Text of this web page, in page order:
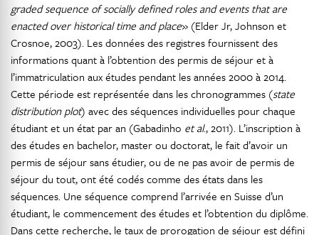
graded sequence of socially defined roles and events that are
enacted over historical time and place» (Elder Jr, Johnson et
Crosnoe, 2003). Les données des registres fournissent des
informations quant à l’obtention des permis de séjour et à
l’immatriculation aux études pendant les années 2000 à 2014.
Cette période est représentée dans les chronogrammes (state
distribution plot) avec des séquences individuelles pour chaque
étudiant et un état par an (Gabadinho et al., 2011). L’inscription à
des études en bachelor, master ou doctorat, le fait d’avoir un
permis de séjour sans étudier, ou de ne pas avoir de permis de
séjour du tout, ont été codés comme des états dans les
séquences. Une séquence comprend l’arrivée en Suisse d’un
étudiant, le commencement des études et l’obtention du diplôme.
Dans cette recherche, le taux de prorogation de séjour est défini